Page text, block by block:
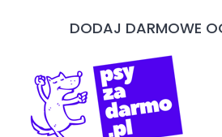
DODAJ DARMOWE